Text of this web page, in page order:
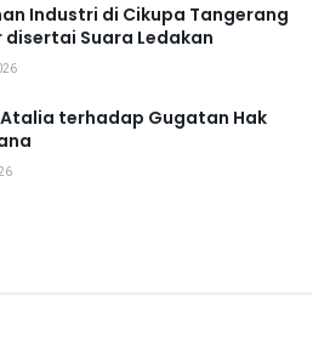
Industri di Cikupa Tangerang
disertai Suara Ledakan
Atalia terhadap Gugatan Hak